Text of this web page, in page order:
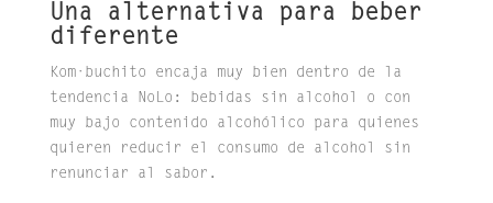
Una alternativa para beber
diferente
Kom·buchito encaja muy bien dentro de la
tendencia NoLo: bebidas sin alcohol o con
muy bajo contenido alcohólico para quienes
quieren reducir el consumo de alcohol sin
renunciar al sabor.